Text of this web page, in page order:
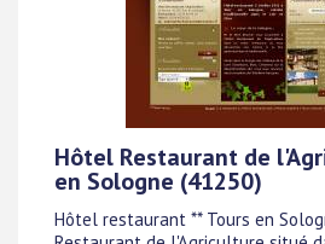
Hôtel Restaurant de
en Sologne (41250)
Hôtel restaurant ** Tours en